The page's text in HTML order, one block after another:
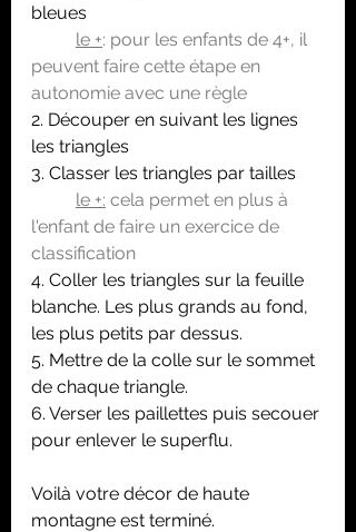
bleues
le +: pour les enfants de 4+, il
peuvent faire cette étape en
autonomie avec une règle
2. Découper en suivant les lignes
les triangles
3. Classer les triangles par tailles
le +: cela permet en plus à
l'enfant de faire un exercice de
classification
4. Coller les triangles sur la feuille
blanche. Les plus grands au fond,
les plus petits par dessus.
5. Mettre de la colle sur le sommet
de chaque triangle.
6. Verser les paillettes puis secouer
pour enlever le superflu.
Voilà votre décor de haute
montagne est terminé.